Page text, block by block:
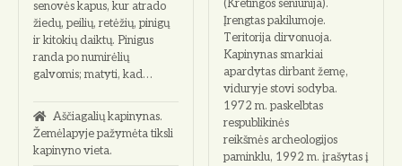
senovės kapus, kur atrado
žiedų, peilių, retėžių, pinigų
ir kitokių daiktų. Pinigus
randa po numirėlių
galvomis; matyti, kad…
Aščiagalių kapinynas.
Žemėlapyje pažymėta tiksli
kapinyno vieta.
(Kretingos seniūnija).
Įrengtas pakilumoje.
Teritorija dirvonuoja.
Kapinynas smarkiai
apardytas dirbant žemę,
viduryje stovi sodyba.
1972 m. paskelbtas
respublikinės
reikšmės archeologijos
paminklu, 1992 m. įrašytas į